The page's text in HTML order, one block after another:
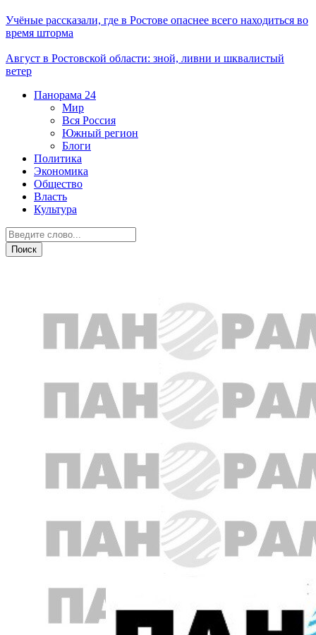
Учёные рассказали, где в Ростове опаснее всего находиться во
время шторма
Август в Ростовской области: зной, ливни и шквалистый
ветер
Панорама 24
Мир
Вся Россия
Южный регион
Блоги
Политика
Экономика
Общество
Власть
Культура